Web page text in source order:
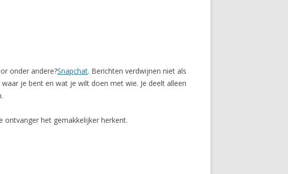
onder andere?Snapchat. Berichten verdwijnen niet als
je bent en wat je wilt doen met wie. Je deelt alleen
ontvanger het gemakkelijker herkent.